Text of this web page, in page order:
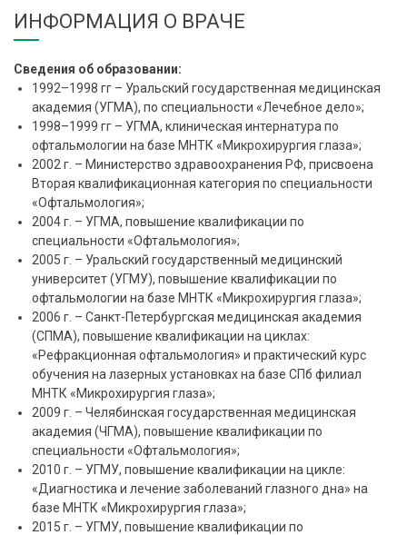
ИНФОРМАЦИЯ О ВРАЧЕ
Сведения об образовании:
1992–1998 гг – Уральский государственная медицинская
академия (УГМА), по специальности «Лечебное дело»;
1998–1999 гг – УГМА, клиническая интернатура по
офтальмологии на базе МНТК «Микрохирургия глаза»;
2002 г. – Министерство здравоохранения РФ, присвоена
Вторая квалификационная категория по специальности
«Офтальмология»;
2004 г. – УГМА, повышение квалификации по
специальности «Офтальмология»;
2005 г. – Уральский государственный медицинский
университет (УГМУ), повышение квалификации по
офтальмологии на базе МНТК «Микрохирургия глаза»;
2006 г. – Санкт-Петербургская медицинская академия
(СПМА), повышение квалификации на циклах:
«Рефракционная офтальмология» и практический курс
обучения на лазерных установках на базе СПб филиал
МНТК «Микрохирургия глаза»;
2009 г. – Челябинская государственная медицинская
академия (ЧГМА), повышение квалификации по
специальности «Офтальмология»;
2010 г. – УГМУ, повышение квалификации на цикле:
«Диагностика и лечение заболеваний глазного дна» на
базе МНТК «Микрохирургия глаза»;
2015 г. – УГМУ, повышение квалификации по